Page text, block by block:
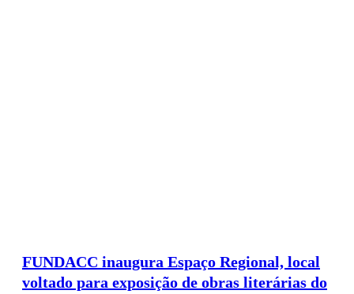
FUNDACC inaugura Espaço Regional, local
voltado para exposição de obras literárias do